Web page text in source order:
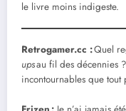
le livre moins indigeste.
Retrogamer.cc :Quel
upsau fil des décennies
incontournables que